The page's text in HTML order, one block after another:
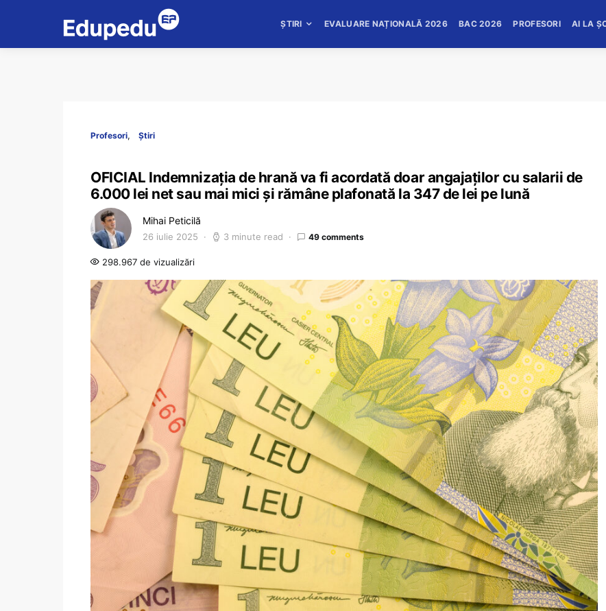
ȘTIRI EVALUARE NAȚIONALĂ 2026 BAC 2026 PROFESORI AI LA
Profesori Știri
OFICIAL Indemnizația de hrană va fi acordată doar angajaților cu salarii de
6.000 lei net sau mai mici și rămâne plafonată la 347 de lei pe lună
Mihai Peticilă
26 iulie 2025 3 minute read 49 comments
298.967 de vizualizări